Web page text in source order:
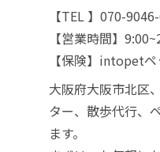
【TEL 】070-
【営業時間】
【保険】intopet
大阪府大阪市北区
ター、散歩代行、
ます。